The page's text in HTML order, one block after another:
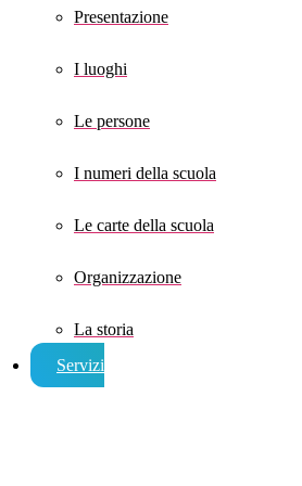
Presentazione
I luoghi
Le persone
I numeri della scuola
Le carte della scuola
Organizzazione
La storia
Servizi